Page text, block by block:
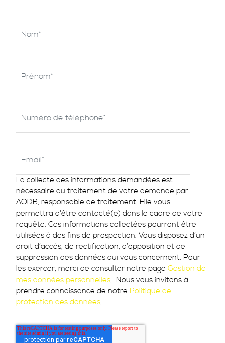
La collecte des informations demandées est
nécessaire au traitement de votre demande par
AODB, responsable de traitement. Elle vous
permettra d'être contacté(e) dans le cadre de votre
requête. Ces informations collectées pourront être
utilisées à des fins de prospection. Vous disposez d’un
droit d’accès, de rectification, d’opposition et de
suppression des données qui vous concernent. Pour
les exercer, merci de consulter notre page Gestion de
mes données personnelles. Nous vous invitons à
prendre connaissance de notre Politique de
protection des données.